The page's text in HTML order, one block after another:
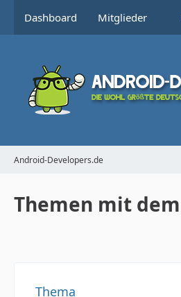
Dashboard Mitglieder
Android-Developers.de
Themen mit dem
Thema